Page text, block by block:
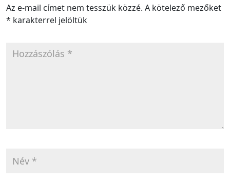
Az e-mail címet nem tesszük közzé. A kötelező mezőket
* karakterrel jelöltük